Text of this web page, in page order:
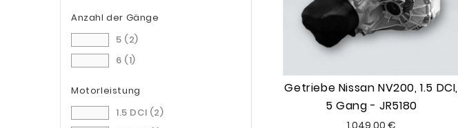
Anzahl der Gänge
5 (2)
6 (1)
Motorleistung
1.5 DCI (2)
Getriebe Nissan NV200, 1.5 DCI,
5 Gang - JR5180
Preis